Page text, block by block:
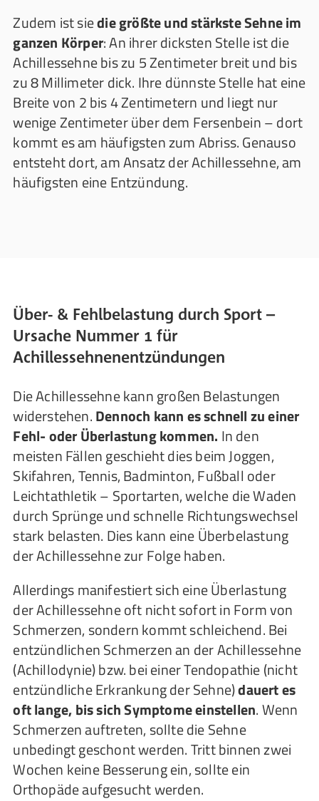
Zudem ist siedie größte und stärkste Sehne im
ganzen Körper: An ihrer dicksten Stelle ist die
Achillessehne bis zu 5 Zentimeter breit und bis
zu 8 Millimeter dick. Ihre dünnste Stelle hat eine
Breite von 2 bis 4 Zentimetern und liegt nur
wenige Zentimeter über dem Fersenbein – dort
kommt es am häufigsten zum Abriss. Genauso
entsteht dort, am Ansatz der Achillessehne, am
häufigsten eine Entzündung.
Über- & Fehlbelastung durch Sport –
Ursache Nummer 1 für
Achillessehnenentzündungen
Die Achillessehne kann großen Belastungen
widerstehen.Dennoch kann es schnell zu einer
Fehl- oder Überlastung kommen. In den
meisten Fällen geschieht dies beim Joggen,
Skifahren, Tennis, Badminton, Fußball oder
Leichtathletik – Sportarten, welche die Waden
durch Sprünge und schnelle Richtungswechsel
stark belasten. Dies kann eine Überbelastung
der Achillessehne zur Folge haben.
Allerdings manifestiert sich eine Überlastung
der Achillessehne oft nicht sofort in Form von
Schmerzen, sondern kommt schleichend. Bei
entzündlichen Schmerzen an der Achillessehne
(Achillodynie) bzw. bei einer Tendopathie (nicht
entzündliche Erkrankung der Sehne)dauert es
oft lange, bis sich Symptome einstellen. Wenn
Schmerzen auftreten, sollte die Sehne
unbedingt geschont werden. Tritt binnen zwei
Wochen keine Besserung ein, sollte ein
Orthopäde aufgesucht werden.